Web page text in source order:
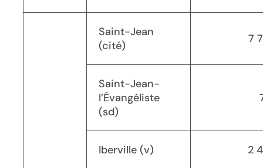
Saint-Jean
(cité)
7
Saint-Jean-
l’Évangéliste
(sd)
Iberville (v) 2